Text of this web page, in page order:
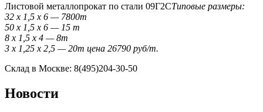
Листовой металлопрокат по стали 09Г2СТиповые размеры:
32 x 1,5 x 6 — 7800т
50 x 1,5 x 6 — 15 т
8 x 1,5 x 4 — 8т
3 x 1,25 x 2,5 — 20т цена 26790 руб/т.
Склад в Москве: 8(495)204-30-50
Новости